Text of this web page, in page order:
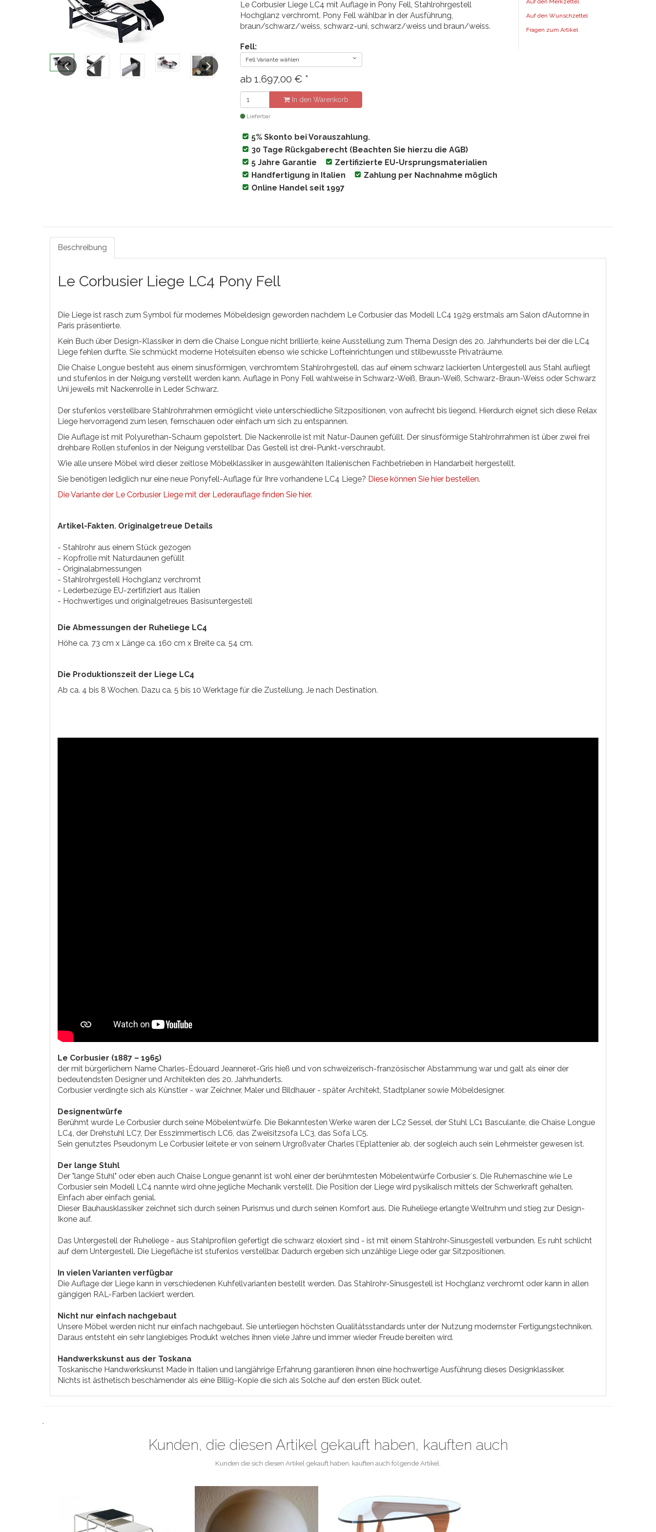
Previous Next
Le Corbusier Liege LC4 mit Auflage in Pony Fell, Stahlrohrgestell
Hochglanz verchromt. Pony Fell wählbar in der Ausführung,
braun/schwarz/weiss, schwarz-uni, schwarz/weiss und braun/weiss.
Fell:
Fell Variante wählen
ab 1.697,00 € *
In den Warenkorb
Lieferbar
5% Skonto bei Vorauszahlung.
30 Tage Rückgaberecht (Beachten Sie hierzu die AGB)
5 Jahre Garantie
Zertifizierte EU-Ursprungsmaterialien
Handfertigung in Italien
Zahlung per Nachnahme möglich
Online Handel seit 1997
Auf den Wunschzettel
Fragen zum Artikel
Beschreibung
Le Corbusier Liege LC4 Pony Fell
Die Liege ist rasch zum Symbol für modernes Möbeldesign geworden nachdem Le Corbusier das Modell LC4 1929 erstmals am Salon d’Automne in
Paris präsentierte.
Kein Buch über Design-Klassiker in dem die Chaise Longue nicht brillierte, keine Ausstellung zum Thema Design des 20. Jahrhunderts bei der die LC4
Liege fehlen durfte. Sie schmückt moderne Hotelsuiten ebenso wie schicke Lofteinrichtungen und stilbewusste Privaträume.
Die Chaise Longue besteht aus einem sinusförmigen, verchromtem Stahlrohrgestell, das auf einem schwarz lackierten Untergestell aus Stahl aufliegt
und stufenlos in der Neigung verstellt werden kann. Auflage in Pony Fell wahlweise in Schwarz-Weiß, Braun-Weiß, Schwarz-Braun-Weiss oder Schwarz
Uni jeweils mit Nackenrolle in Leder Schwarz.
Der stufenlos verstellbare Stahlrohrrahmen ermöglicht viele unterschiedliche Sitzpositionen, von aufrecht bis liegend. Hierdurch eignet sich diese Relax
Liege hervorragend zum lesen, fernschauen oder einfach um sich zu entspannen.
Die Auflage ist mit Polyurethan-Schaum gepolstert. Die Nackenrolle ist mit Natur-Daunen gefüllt. Der sinusförmige Stahlrohrrahmen ist über zwei frei
drehbare Rollen stufenlos in der Neigung verstellbar. Das Gestell ist drei-Punkt-verschraubt.
Wie alle unsere Möbel wird dieser zeitlose Möbelklassiker in ausgewählten Italienischen Fachbetrieben in Handarbeit hergestellt.
Sie benötigen lediglich nur eine neue Ponyfell-Auflage für Ihre vorhandene LC4 Liege? Diese können Sie hier bestellen.
Die Variante der Le Corbusier Liege mit der Lederauflage finden Sie hier.
Artikel-Fakten. Originalgetreue Details
- Stahlrohr aus einem Stück gezogen
- Kopfrolle mit Naturdaunen gefüllt
- Originalabmessungen
- Stahlrohrgestell Hochglanz verchromt
- Lederbezüge EU-zertifiziert aus Italien
- Hochwertiges und originalgetreues Basisuntergestell
Die Abmessungen der Ruheliege LC4
Höhe ca. 73 cm x Länge ca. 160 cm x Breite ca. 54 cm.
Die Produktionszeit der Liege LC4
Ab ca. 4 bis 8 Wochen. Dazu ca. 5 bis 10 Werktage für die Zustellung. Je nach Destination.
Le Corbusier (1887 – 1965)
der mit bürgerlichem Name Charles-Édouard Jeanneret-Gris hieß und von schweizerisch-französischer Abstammung war und galt als einer der
bedeutendsten Designer und Architekten des 20. Jahrhunderts.
Corbusier verdingte sich als Künstler - war Zeichner, Maler und Bildhauer - später Architekt, Stadtplaner sowie Möbeldesigner.
Designentwürfe
Berühmt wurde Le Corbusier durch seine Möbelentwürfe. Die Bekanntesten Werke waren der LC2 Sessel, der Stuhl LC1 Basculante, die Chaise Longue
LC4, der Drehstuhl LC7, Der Esszimmertisch LC6, das Zweisitzsofa LC3, das Sofa LC5.
Sein genutztes Pseudonym Le Corbusier leitete er von seinem Urgroßvater Charles l'Eplattenier ab, der sogleich auch sein Lehrmeister gewesen ist.
Der lange Stuhl
Der "lange Stuhl" oder eben auch Chaise Longue genannt ist wohl einer der berühmtesten Möbelentwürfe Corbusier´s. Die Ruhemaschine wie Le
Corbusier sein Modell LC4 nannte wird ohne jegliche Mechanik verstellt. Die Position der Liege wird pysikalisch mittels der Schwerkraft gehalten.
Einfach aber einfach genial.
Dieser Bauhausklassiker zeichnet sich durch seinen Purismus und durch seinen Komfort aus. Die Ruheliege erlangte Weltruhm und stieg zur Design-
Ikone auf.
Das Untergestell der Ruheliege - aus Stahlprofilen gefertigt die schwarz eloxiert sind - ist mit einem Stahlrohr-Sinusgestell verbunden. Es ruht schlicht
auf dem Untergestell. Die Liegefläche ist stufenlos verstellbar. Dadurch ergeben sich unzählige Liege oder gar Sitzpositionen.
In vielen Varianten verfügbar
Die Auflage der Liege kann in verschiedenen Kuhfellvarianten bestellt werden. Das Stahlrohr-Sinusgestell ist Hochglanz verchromt oder kann in allen
gängigen RAL-Farben lackiert werden.
Nicht nur einfach nachgebaut
Unsere Möbel werden nicht nur einfach nachgebaut. Sie unterliegen höchsten Qualitätsstandards unter der Nutzung modernster Fertigungstechniken.
Daraus entsteht ein sehr langlebiges Produkt welches ihnen viele Jahre und immer wieder Freude bereiten wird.
Handwerkskunst aus der Toskana
Toskanische Handwerkskunst Made in Italien und langjährige Erfahrung garantieren ihnen eine hochwertige Ausführung dieses Designklassiker.
Nichts ist ästhetisch beschämender als eine Billig-Kopie die sich als Solche auf den ersten Blick outet.
.
Kunden, die diesen Artikel gekauft haben, kauften auch
Kunden die sich diesen Artikel gekauft haben, kauften auch folgende Artikel.